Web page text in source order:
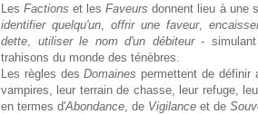
LesFactionset lesFaveursdonnent lieu à une
identifier quelqu'un, offrir une faveur,
dette
utiliser le nom d'un débiteur- simulant
trahisons du monde des ténèbres.
Les règles desDomaines permettent de définir
vampires, leur terrain de chasse, leur refuge,
en termes d'Abondance , de Vigilance et de